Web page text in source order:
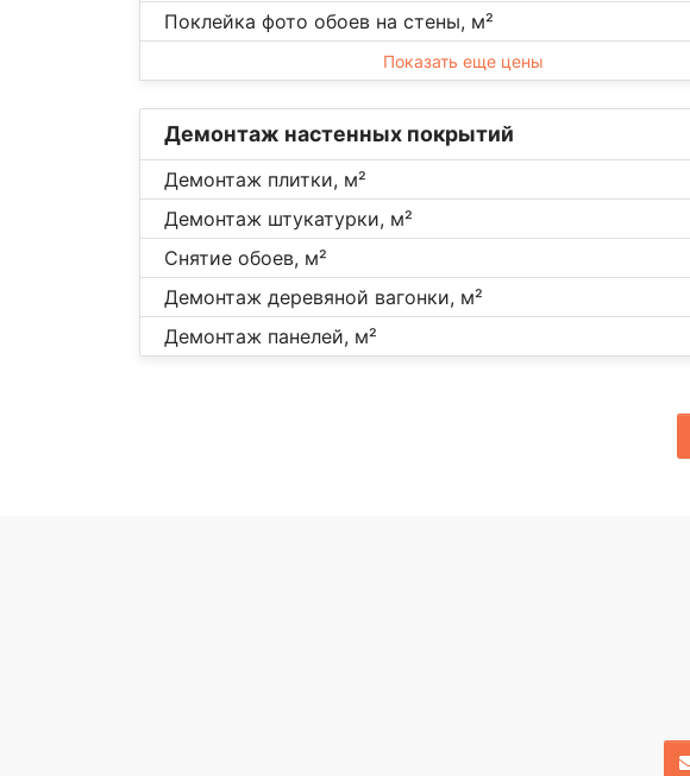
Поклейка фото обоев на стены, м²
Показать еще цены
Демонтаж настенных покрытий
Демонтаж плитки, м²
Демонтаж штукатурки, м²
Снятие обоев, м²
Демонтаж деревяной вагонки, м²
Демонтаж панелей, м²